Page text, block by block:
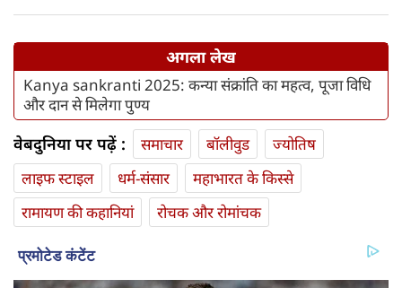
अगला लेख
Kanya sankranti 2025: कन्या संक्रांति का महत्व, पूजा विधि
और दान से मिलेगा पुण्य
वेबदुनिया पर पढ़ें : समाचार बॉलीवुड
ज्योतिष
लाइफ स्‍टाइल
धर्म-संसार
महाभारत के किस्से
रामायण की कहानियां
रोचक और रोमांचक